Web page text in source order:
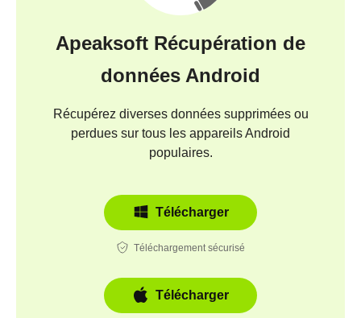
Apeaksoft Récupération de
données Android
Récupérez diverses données supprimées ou
perdues sur tous les appareils Android
populaires.
Télécharger
Téléchargement sécurisé
Télécharger